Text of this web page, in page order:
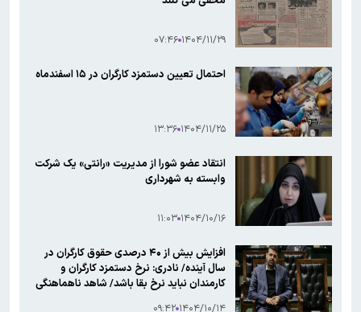
۱۴۰۴/۱۱/۲۹ ۰۷:۴۶
احتمال تعیین دستمزد کارگران در ۱۵ اسفندماه
۱۴۰۴/۱۱/۲۵ ۱۳:۳۶
انتقاد عضو شورا از مدیریت «رانتی» یک شرکت
وابسته به شهرداری
۱۴۰۴/۱۰/۱۶ ۱۱:۰۳
افزایش بیش از ۴۰ درصدی حقوق کارگران در
سال آینده/ نادری: نرخ دستمزد کارگران و
کارمندان نباید نرخ بقا باشد/ شاهد ناهماهنگی
۱۴۰۴/۱۰/۱۴ ۰۹:۴۲